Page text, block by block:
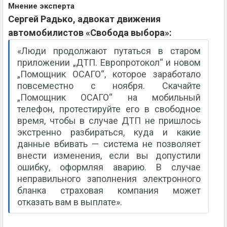
Мнение эксперта
Сергей Радько, адвокат движения
автомобилистов «Свобода выбора»:
«Люди продолжают путаться в старом
приложении „ДТП. Европротокол“ и новом
„Помощник ОСАГО“, которое заработало
повсеместно с ноября. Скачайте
„Помощник ОСАГО“ на мобильный
телефон, протестируйте его в свободное
время, чтобы в случае ДТП не пришлось
экстренно разбираться, куда и какие
данные вбивать — система не позволяет
внести изменения, если вы допустили
ошибку, оформляя аварию. В случае
неправильного заполнения электронного
бланка страховая компания может
отказать вам в выплате».